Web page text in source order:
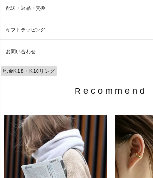
配送・返品・交換
ギフトラッピング
お問い合わせ
地金K18・K10リング
Recommend